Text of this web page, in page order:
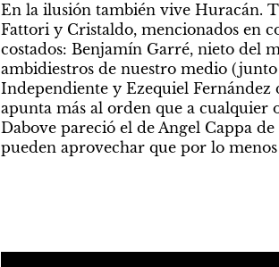
En la ilusión también vive Huracán.
Fattori y Cristaldo, mencionados en
costados: Benjamín Garré, nieto del
ambidiestros de nuestro medio
Independiente y Ezequiel Fernández
apunta más al orden que a cualquier
Dabove pareció el de Angel Cappa
pueden aprovechar que por lo menos